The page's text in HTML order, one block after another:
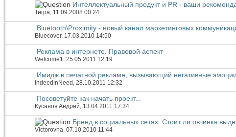
Интеллектуальный продукт и PR - ваши
Тигра, 11.09.2008 00:24
Bluetooth\Proximity - новый канал маркетинговых
Bluecover, 17.03.2010 14:50
Реклама в интернете. Правовой аспект
Welcome1, 25.05.2011 12:19
Имидж в печатной рекламе, вызывающий негативные эмоции
IndeedinNeed , 28.10.2011 12:32
Посоветуйте как начать проект...
Кусанов Андрей, 13.04.2011 17:34
Бренд в социальных сетях. Стоит ли овчинка
Victorovna, 07.10.2010 11:44